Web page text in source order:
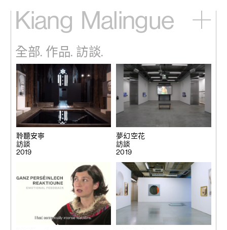
Kiang Malingue
展覽
藝術家
視頻
新訊
關於我們
English
全部. 作品. 訪談.
聆聽安寧
訪談
2019
夢幻空花
訪談
2019